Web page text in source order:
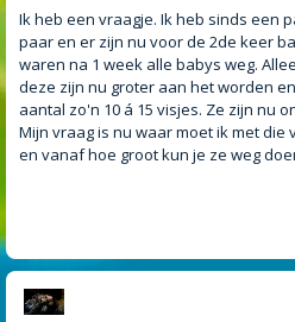
h
Ik heb een vraagje. Ik heb sinds een
paar en er zijn nu voor de 2de keer
waren na 1 week alle babys weg.
deze zijn nu groter aan het worden
aantal zo'n 10 á 15 visjes. Ze zijn nu
Mijn vraag is nu waar moet ik met die
en vanaf hoe groot kun je ze weg